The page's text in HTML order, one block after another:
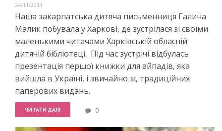
24/11/2011
Наша закарпатська дитяча письменниця Галина
Малик побувала у Харкові, де зустрілася зі своїми
маленькими читачами Харківській обласній
дитячій бібліотеці. Під час зустрічі відбулась
презентація першої книжки для айпадів, яка
вийшла в Україні, і звичайно ж, традиційних
паперових видань.
ЧИТАТИ ДАЛІ 0